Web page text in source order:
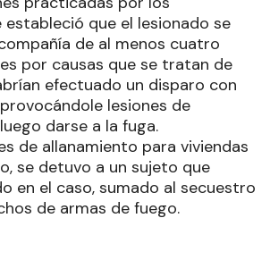
estableció que el lesionado se
de al menos cuatro
por causas que se tratan de
efectuado un disparo con
lesiones de
darse a la fuga.
de allanamiento para viviendas
se detuvo a un sujeto que
en el caso, sumado al secuestro
de armas de fuego.